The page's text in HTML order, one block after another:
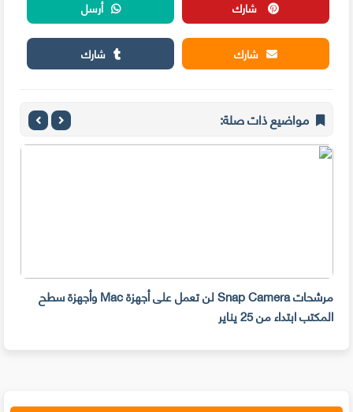
شارك
أرسل
شارك
شارك
مواضيع ذات صلة:
مرشحات Snap Camera لن تعمل على أجهزة Mac وأجهزة سطح
المكتب ابتداء من 25 يناير